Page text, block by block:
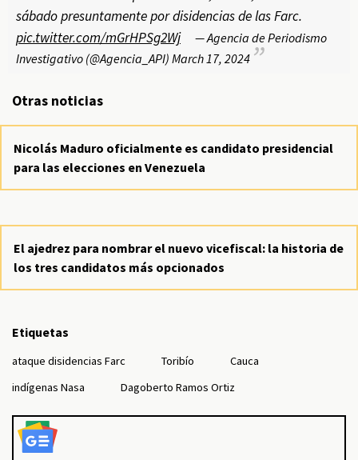
sábado presuntamente por disidencias de las Farc.
pic.twitter.com/mGrHPSg2Wj
— Agencia de Periodismo
Investigativo (@Agencia_API) March 17, 2024
Otras noticias
Nicolás Maduro oficialmente es candidato presidencial
para las elecciones en Venezuela
El ajedrez para nombrar el nuevo vicefiscal: la historia de
los tres candidatos más opcionados
Etiquetas
ataque disidencias Farc Toribío
Cauca
indígenas Nasa
Dagoberto Ramos Ortiz